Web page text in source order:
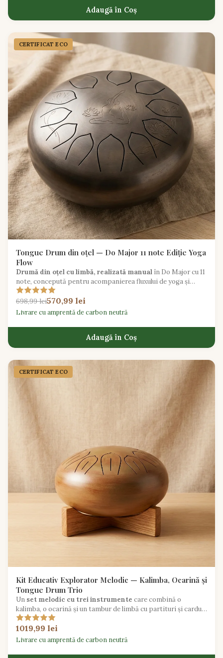
Adaugă în Coș
CERTIFICAT ECO
Tongue Drum din oțel — Do Major 11 note Ediție Yoga
Flow
Drumă din oțel cu limbă, realizată manualîn Do Major cu 11
note, concepută pentru acompanierea fluxului de yoga și
relaxare ghidată.
698,99 lei570,99 lei
Livrare cu amprentă de carbon neutră
Adaugă în Coș
CERTIFICAT ECO
Kit Educativ Explorator Melodic — Kalimba, Ocarină și
Tongue Drum Trio
Un set melodic cu trei instrumente care combină o
kalimba, o ocarină și un tambur de limbă cu partituri și carduri
de lecție pentru educația axată pe melodie.
1019,99 lei
Livrare cu amprentă de carbon neutră